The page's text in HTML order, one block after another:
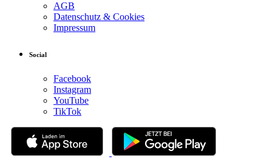
AGB
Datenschutz & Cookies
Impressum
Social
Facebook
Instagram
YouTube
TikTok